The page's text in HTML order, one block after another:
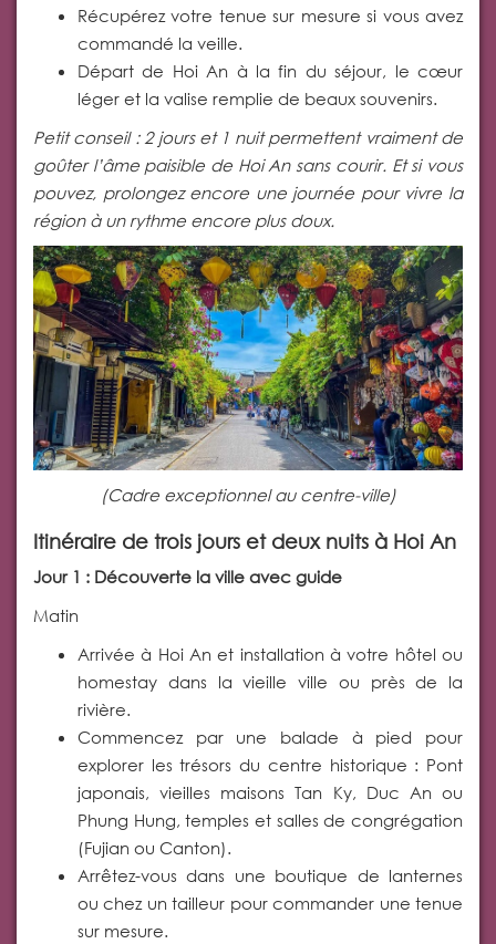
Récupérez votre tenue sur mesure si vous avez
commandé la veille.
Départ de Hoi An à la fin du séjour, le cœur
léger et la valise remplie de beaux souvenirs.
Petit conseil : 2 jours et 1 nuit permettent vraiment de
goûter l’âme paisible de Hoi An sans courir. Et si vous
pouvez, prolongez encore une journée pour vivre la
région à un rythme encore plus doux.
(Cadre exceptionnel au centre-ville)
Itinéraire de trois jours et deux nuits à Hoi An
Jour 1 : Découverte la ville avec guide
Matin
Arrivée à Hoi An et installation à votre hôtel ou
homestay dans la vieille ville ou près de la
rivière.
Commencez par une balade à pied pour
explorer les trésors du centre historique : Pont
japonais, vieilles maisons Tan Ky, Duc An ou
Phung Hung, temples et salles de congrégation
(Fujian ou Canton).
Arrêtez-vous dans une boutique de lanternes
ou chez un tailleur pour commander une tenue
sur mesure.